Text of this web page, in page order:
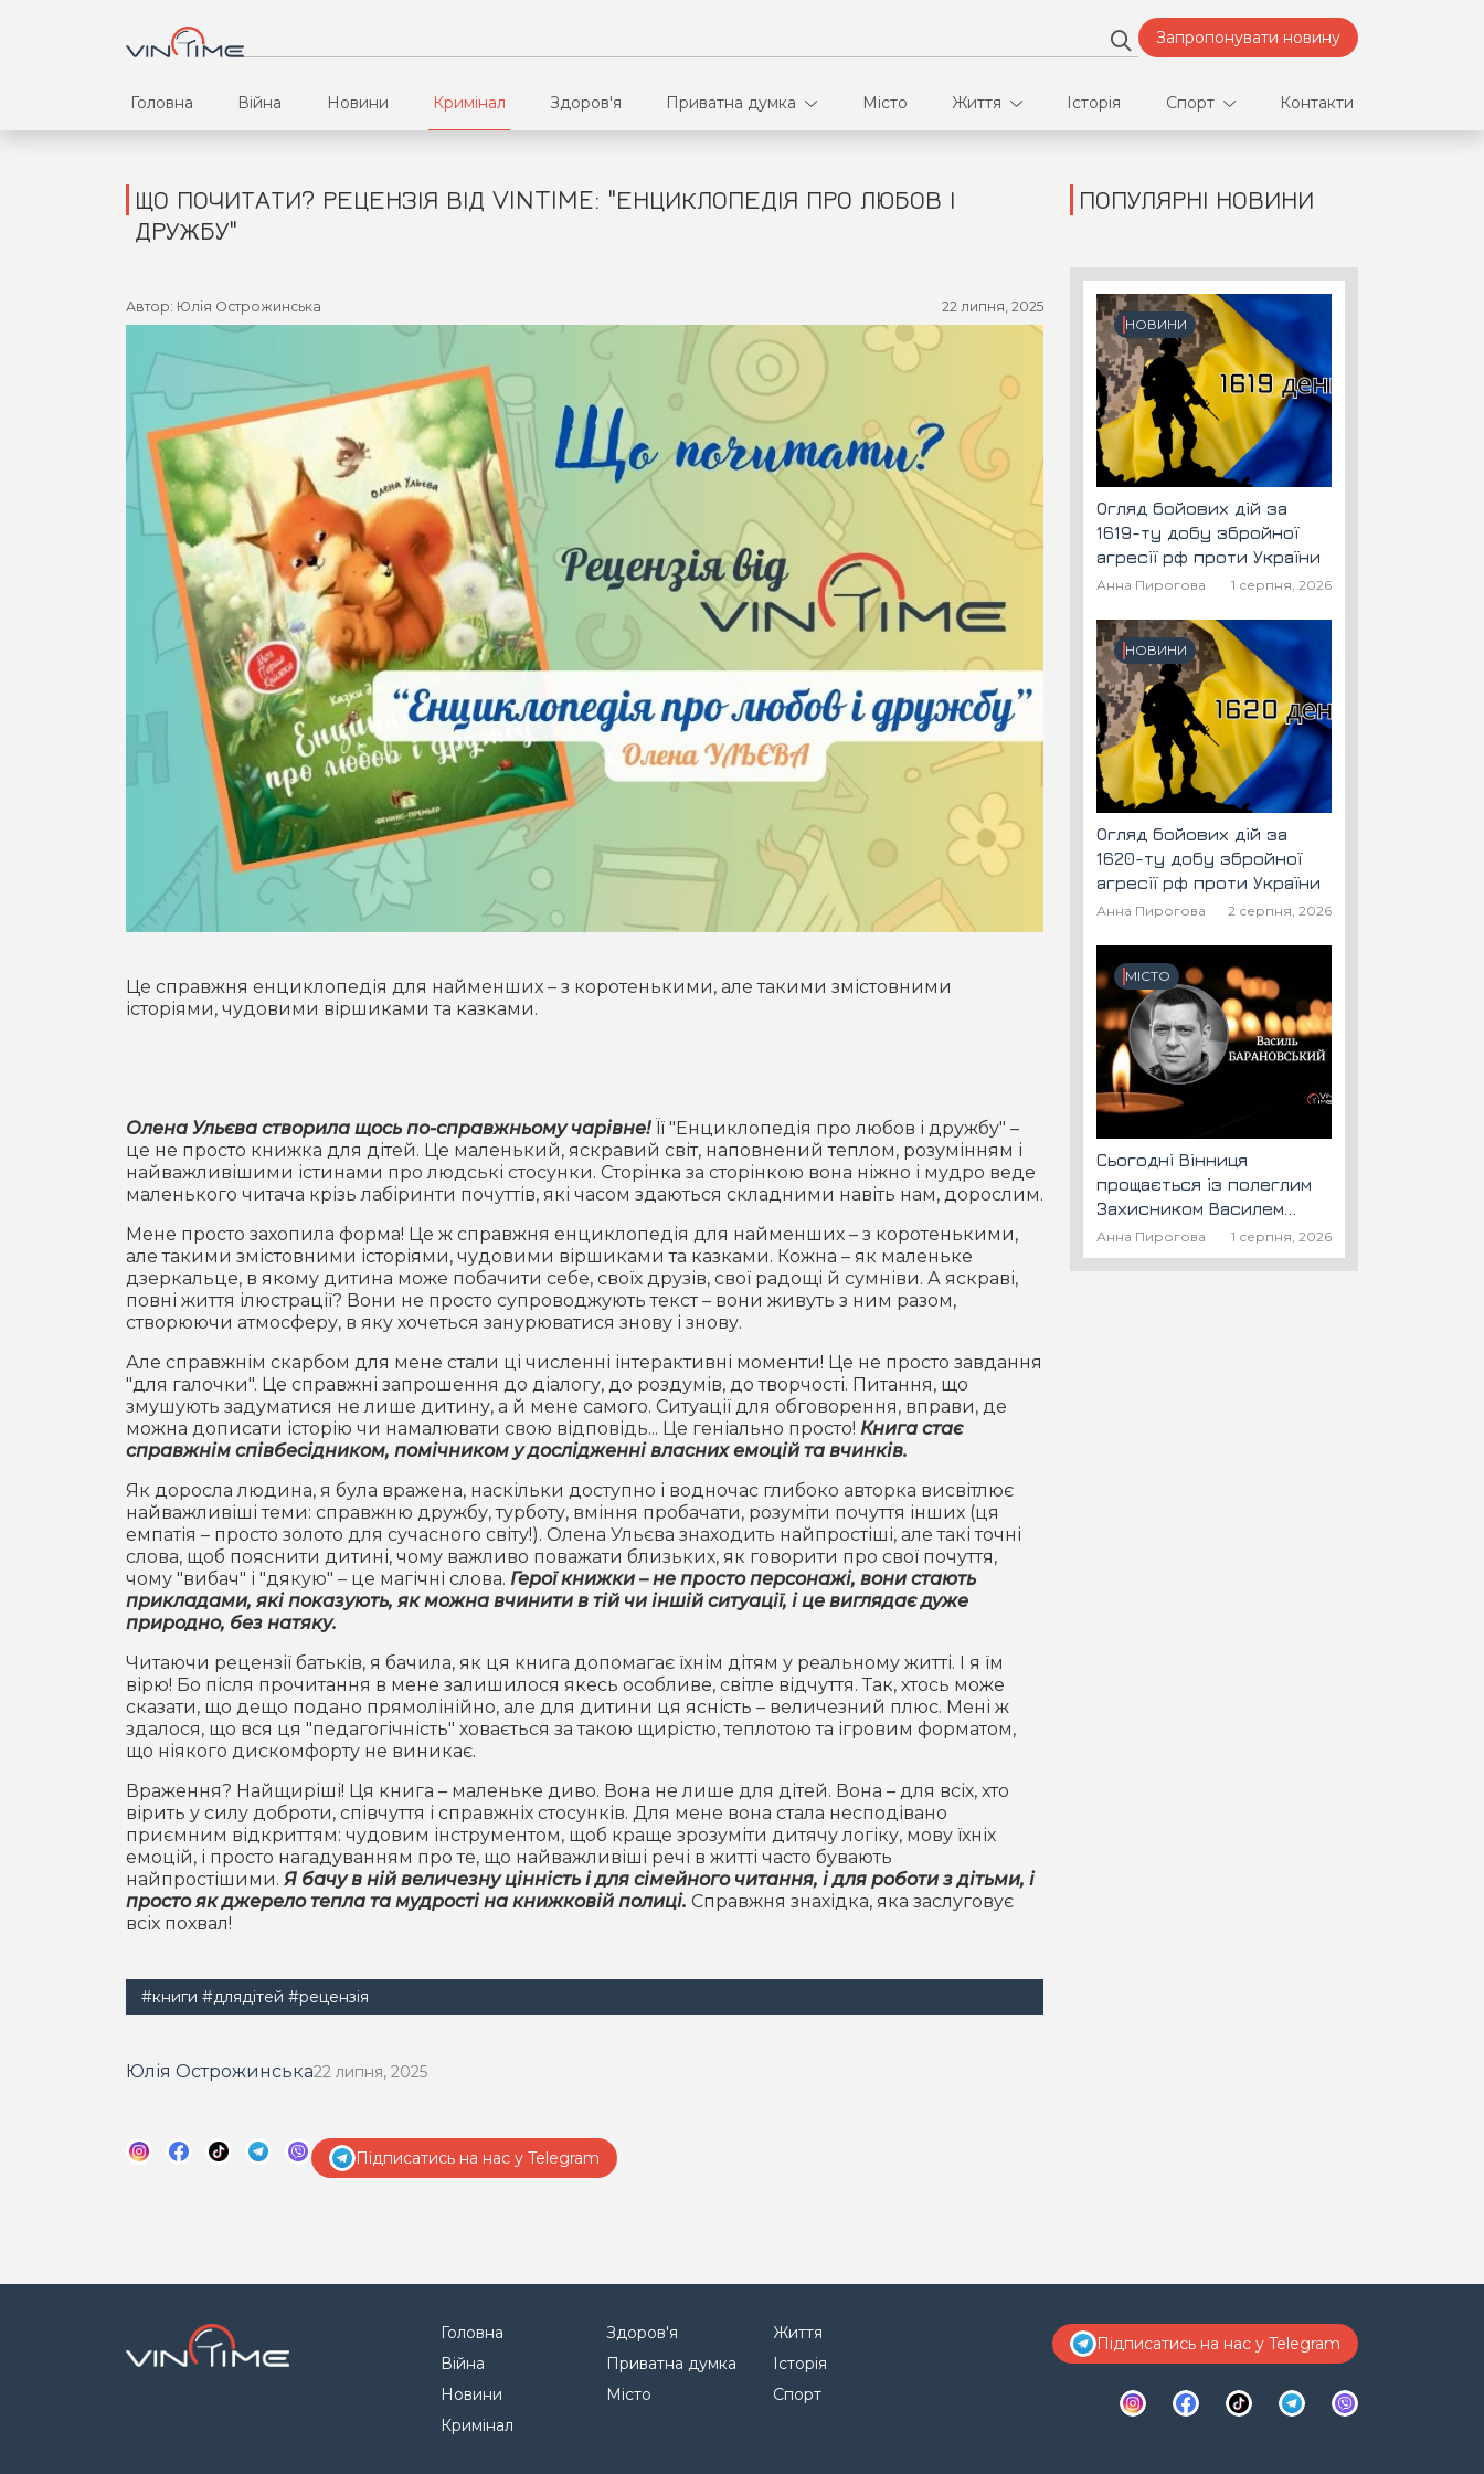
Запропонувати новину
Головна Війна Новини Кримінал Здоров'я Приватна думка
В кулуарах
Місто Життя
Партнери
Спорт
Історія Спорт
Футбол
Контакти
ЩО ПОЧИТАТИ? РЕЦЕНЗІЯ ВІД VINTIME: "ЕНЦИКЛОПЕДІЯ ПРО ЛЮБОВ І
ДРУЖБУ"
Автор: Юлія Острожинська 22 липня, 2025
Це справжня енциклопедія для найменших – з коротенькими, але такими змістовними
історіями, чудовими віршиками та казками.
Олена Ульєва створила щось по-справжньому чарівне!Її "Енциклопедія про любов і дружбу" –
це не просто книжка для дітей. Це маленький, яскравий світ, наповнений теплом, розумінням і
найважливішими істинами про людські стосунки. Сторінка за сторінкою вона ніжно і мудро веде
маленького читача крізь лабіринти почуттів, які часом здаються складними навіть нам, дорослим.
Мене просто захопила форма! Це ж справжня енциклопедія для найменших – з коротенькими,
але такими змістовними історіями, чудовими віршиками та казками. Кожна – як маленьке
дзеркальце, в якому дитина може побачити себе, своїх друзів, свої радощі й сумніви. А яскраві,
повні життя ілюстрації? Вони не просто супроводжують текст – вони живуть з ним разом,
створюючи атмосферу, в яку хочеться занурюватися знову і знову.
Але справжнім скарбом для мене стали ці численні інтерактивні моменти! Це не просто завдання
"для галочки". Це справжні запрошення до діалогу, до роздумів, до творчості. Питання, що
змушують задуматися не лише дитину, а й мене самого. Ситуації для обговорення, вправи, де
можна дописати історію чи намалювати свою відповідь... Це геніально просто! Книга стає
справжнім співбесідником, помічником у дослідженні власних емоцій та вчинків.
Як доросла людина, я була вражена, наскільки доступно і водночас глибоко авторка висвітлює
найважливіші теми: справжню дружбу, турботу, вміння пробачати, розуміти почуття інших (ця
емпатія – просто золото для сучасного світу!). Олена Ульєва знаходить найпростіші, але такі точні
слова, щоб пояснити дитині, чому важливо поважати близьких, як говорити про свої почуття,
чому "вибач" і "дякую" – це магічні слова. Герої книжки – не просто персонажі, вони стають
прикладами, які показують, як можна вчинити в тій чи іншій ситуації, і це виглядає дуже
природно, без натяку.
Читаючи рецензії батьків, я бачила, як ця книга допомагає їхнім дітям у реальному житті. І я їм
вірю! Бо після прочитання в мене залишилося якесь особливе, світле відчуття. Так, хтось може
сказати, що дещо подано прямолінійно, але для дитини ця ясність – величезний плюс. Мені ж
здалося, що вся ця "педагогічність" ховається за такою щирістю, теплотою та ігровим форматом,
що ніякого дискомфорту не виникає.
Враження? Найщиріші! Ця книга – маленьке диво. Вона не лише для дітей. Вона – для всіх, хто
вірить у силу доброти, співчуття і справжніх стосунків. Для мене вона стала несподівано
приємним відкриттям: чудовим інструментом, щоб краще зрозуміти дитячу логіку, мову їхніх
емоцій, і просто нагадуванням про те, що найважливіші речі в житті часто бувають
найпростішими. Я бачу в ній величезну цінність і для сімейного читання, і для роботи з дітьми, і
просто як джерело тепла та мудрості на книжковій полиці. Справжня знахідка, яка заслуговує
всіх похвал!
#книги #длядітей #рецензія
Юлія Острожинська22 липня, 2025
Підписатись на нас у Telegram
ПОПУЛЯРНІ НОВИНИ
НОВИНИ
Огляд бойових дій за
1619-ту добу збройної
агресії рф проти України
Анна Пирогова 1 серпня, 2026
НОВИНИ
Огляд бойових дій за
1620-ту добу збройної
агресії рф проти України
Анна Пирогова 2 серпня, 2026
МІСТО
Сьогодні Вінниця
прощається із полеглим
Захисником Василем
Барановським "Шторм"
Анна Пирогова 1 серпня, 2026
Головна
Війна
Новини
Кримінал
Здоров'я
Приватна думка
Місто
Життя
Історія
Спорт
Підписатись на нас у Telegram